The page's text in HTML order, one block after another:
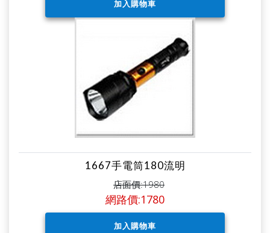
1667手電筒180流明
店面價:1980
網路價:1780